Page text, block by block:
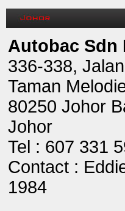
Autobac Sdn
336-338,
Taman
80250 Johor
Johor
Tel : 607 331
Contact :
1984